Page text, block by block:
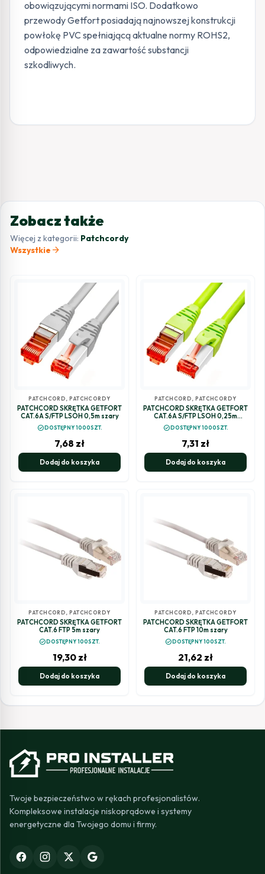
obowiązującymi normami ISO. Dodatkowo
przewody Getfort posiadają najnowszej konstrukcji
powłokę PVC spełniającą aktualne normy ROHS2,
odpowiedzialne za zawartość substancji
szkodliwych.
Zobacz także
Więcej z kategorii: Patchcordy
Wszystkie arrow_forward
PATCHCORD ,PATCHCORDY
PATCHCORD SKRĘTKA GETFORT
CAT.6A S/FTP LSOH 0,5m szary
check_circleDOSTĘPNY 1000SZT.
7,68 zł
Dodaj do koszyka
PATCHCORD ,PATCHCORDY
PATCHCORD SKRĘTKA GETFORT
CAT.6A S/FTP LSOH 0,25m
zielony
check_circleDOSTĘPNY 1000SZT.
7,31 zł
Dodaj do koszyka
PATCHCORD ,PATCHCORDY
PATCHCORD SKRĘTKA GETFORT
CAT.6 FTP 5m szary
check_circleDOSTĘPNY 100SZT.
19,30 zł
Dodaj do koszyka
PATCHCORD ,PATCHCORDY
PATCHCORD SKRĘTKA GETFORT
CAT.6 FTP 10m szary
check_circleDOSTĘPNY 100SZT.
21,62 zł
Dodaj do koszyka
Twoje bezpieczeństwo w rękach profesjonalistów.
Kompleksowe instalacje niskoprądowe i systemy
energetyczne dla Twojego domu i firmy.